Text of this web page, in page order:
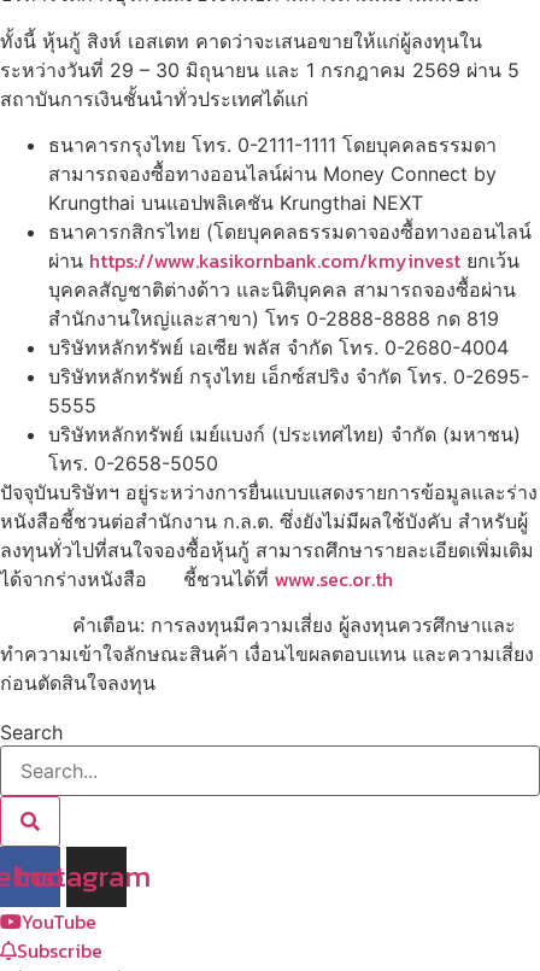
ทั้งนี้ หุ้นกู้ สิงห์ เอสเตท คาดว่าจะเสนอขายให้แก่ผู้ลงทุนใน
ระหว่างวันที่ 29 – 30 มิถุนายน และ 1 กรกฎาคม 2569 ผ่าน 5
สถาบันการเงินชั้นนำทั่วประเทศได้แก่
ธนาคารกรุงไทย โทร. 0-2111-1111 โดยบุคคลธรรมดา
สามารถจองซื้อทางออนไลน์ผ่าน Money Connect by
Krungthai บนแอปพลิเคชัน Krungthai NEXT
ธนาคารกสิกรไทย (โดยบุคคลธรรมดาจองซื้อทางออนไลน์
ผ่าน https://www.kasikornbank.com/kmyinvest ยกเว้น
บุคคลสัญชาติต่างด้าว และนิติบุคคล สามารถจองซื้อผ่าน
สำนักงานใหญ่และสาขา) โทร 0-2888-8888 กด 819
บริษัทหลักทรัพย์ เอเซีย พลัส จำกัด โทร. 0-2680-4004
บริษัทหลักทรัพย์ กรุงไทย เอ็กซ์สปริง จำกัด โทร. 0-2695-
5555
บริษัทหลักทรัพย์ เมย์แบงก์ (ประเทศไทย) จำกัด (มหาชน)
โทร. 0-2658-5050
ปัจจุบันบริษัทฯ อยู่ระหว่างการยื่นแบบแสดงรายการข้อมูลและร่าง
หนังสือชี้ชวนต่อสำนักงาน ก.ล.ต. ซึ่งยังไม่มีผลใช้บังคับ สำหรับผู้
ลงทุนทั่วไปที่สนใจจองซื้อหุ้นกู้ สามารถศึกษารายละเอียดเพิ่มเติม
ได้จากร่างหนังสือ ชี้ชวนได้ที่ www.sec.or.th
คำเตือน: การลงทุนมีความเสี่ยง ผู้ลงทุนควรศึกษาและ
ทำความเข้าใจลักษณะสินค้า เงื่อนไขผลตอบแทน และความเสี่ยง
ก่อนตัดสินใจลงทุน
Search
Instagram
YouTube
Subscribe